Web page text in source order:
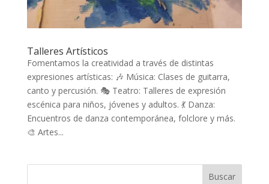
Talleres Artísticos
Fomentamos la creatividad a través de distintas
expresiones artísticas: 🎶 Música: Clases de guitarra,
canto y percusión. 🎭 Teatro: Talleres de expresión
escénica para niños, jóvenes y adultos. 💃 Danza:
Encuentros de danza contemporánea, folclore y más.
🎨 Artes...
Buscar